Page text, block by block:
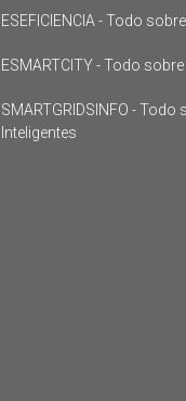
ESEFICIENCIA - Todo
ESMARTCITY - Todo
SMARTGRIDSINFO -
Inteligentes